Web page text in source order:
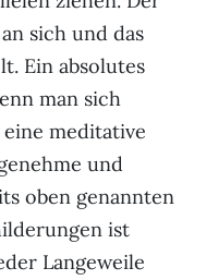
sich und das
Ein absolutes
man sich
eine meditative
und
oben genannten
ist
Langeweile